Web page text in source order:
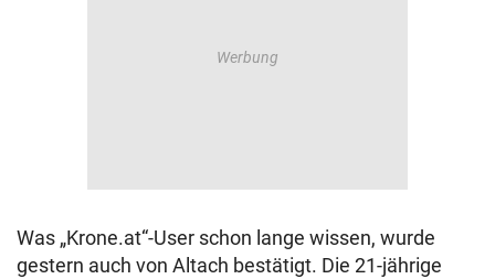
Was „Krone.at“-User schon lange wissen, wurde
gestern auch von Altach bestätigt. Die 21-jährige